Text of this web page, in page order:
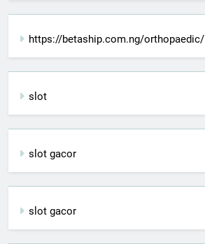
https://betaship.com.ng/orthopaedic/
slot
slot gacor
slot gacor